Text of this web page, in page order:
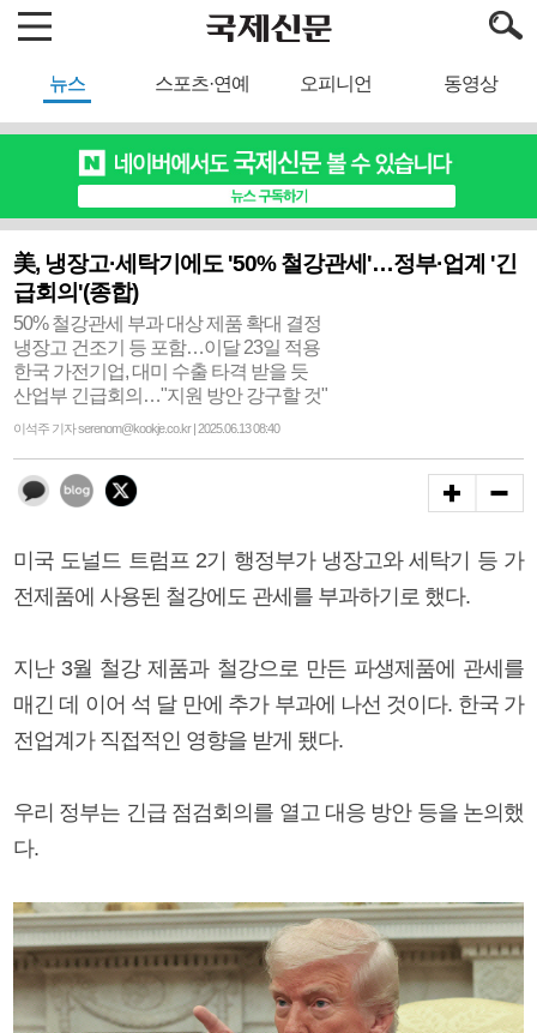
뉴스 스포츠·연예 오피니언 동영상
美, 냉장고·세탁기에도 '50% 철강관세'…정부·업계 '긴
급회의'(종합)
50% 철강관세 부과 대상 제품 확대 결정
냉장고 건조기 등 포함…이달 23일 적용
한국 가전기업, 대미 수출 타격 받을 듯
산업부 긴급회의…"지원 방안 강구할 것"
이석주 기자 serenom@kookje.co.kr | 2025.06.13 08:40
미국 도널드 트럼프 2기 행정부가 냉장고와 세탁기 등 가
전제품에 사용된 철강에도 관세를 부과하기로 했다.
지난 3월 철강 제품과 철강으로 만든 파생제품에 관세를
매긴 데 이어 석 달 만에 추가 부과에 나선 것이다. 한국 가
전업계가 직접적인 영향을 받게 됐다.
우리 정부는 긴급 점검회의를 열고 대응 방안 등을 논의했
다.